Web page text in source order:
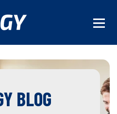
BLOG